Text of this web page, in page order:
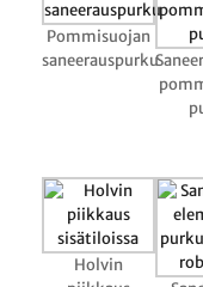
Pommisuojan
saneerauspurku
Holvin